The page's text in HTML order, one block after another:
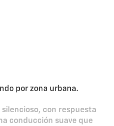
silencioso, con respuesta
conducción suave que